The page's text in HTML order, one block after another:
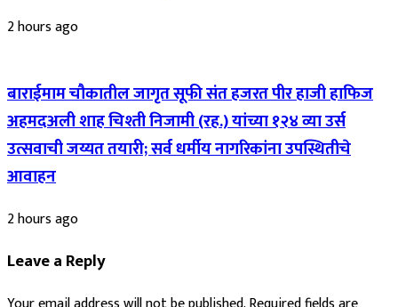
2 hours ago
बाराईमाम चौकातील जागृत सूफी संत हजरत पीर हाजी हाफिज
अहमदअली शाह चिश्ती निजामी (रह.) यांच्या १२४ व्या उर्स
उत्सवाची जय्यत तयारी; सर्व धर्मीय नागरिकांना उपस्थितीचे
आवाहन
2 hours ago
Leave a Reply